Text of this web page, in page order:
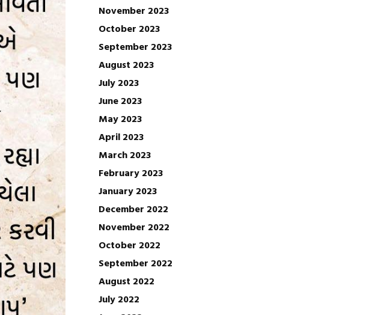
November 2023
October 2023
September 2023
August 2023
July 2023
June 2023
May 2023
April 2023
March 2023
February 2023
January 2023
December 2022
November 2022
October 2022
September 2022
August 2022
July 2022